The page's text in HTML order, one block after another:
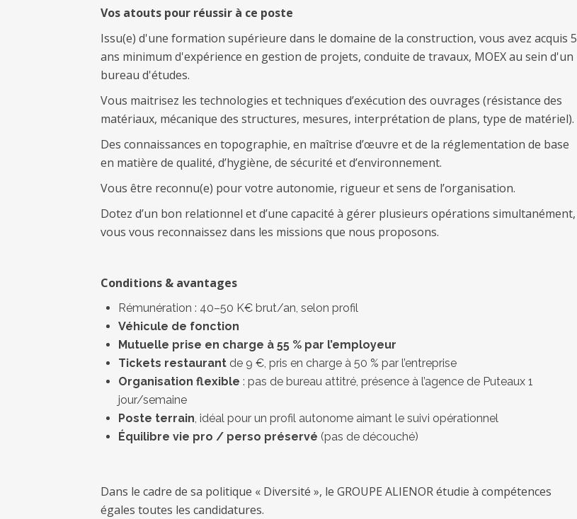
Vos atouts pour réussir à ce poste
Issu(e) d'une formation supérieure dans le domaine de la construction, vous avez acquis 5
ans minimum d'expérience en gestion de projets, conduite de travaux, MOEX au sein d'un
bureau d'études.
Vous maitrisez les technologies et techniques d’exécution des ouvrages (résistance des
matériaux, mécanique des structures, mesures, interprétation de plans, type de matériel).
Des connaissances en topographie, en maîtrise d’œuvre et de la réglementation de base
en matière de qualité, d’hygiène, de sécurité et d’environnement.
Vous être reconnu(e) pour votre autonomie, rigueur et sens de l’organisation.
Dotez d’un bon relationnel et d’une capacité à gérer plusieurs opérations simultanément,
vous vous reconnaissez dans les missions que nous proposons.
Conditions & avantages
Rémunération : 40–50 K€ brut/an, selon profil
Véhicule de fonction
Mutuelle prise en charge à 55 % par l’employeur
Tickets restaurant de 9 €, pris en charge à 50 % par l’entreprise
Organisation flexible : pas de bureau attitré, présence à l’agence de Puteaux 1
jour/semaine
Poste terrain, idéal pour un profil autonome aimant le suivi opérationnel
Équilibre vie pro / perso préservé (pas de découché)
Dans le cadre de sa politique « Diversité », le GROUPE ALIENOR étudie à compétences
égales toutes les candidatures.